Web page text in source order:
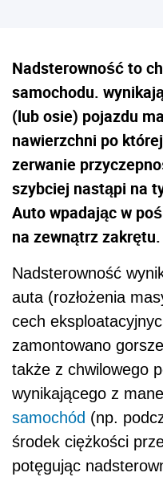
Nadsterowność to
samochodu.
(lub osie) pojazdu
nawierzchni po
zerwanie
szybciej nastąpi na
Auto wpadając w
na zewnątrz zakrętu.
Nadsterowność
auta (rozłożenia
cech
zamontowano gorsze
także z chwilowego
wynikającego z
samochód (np.
środek ciężkości
potęgując